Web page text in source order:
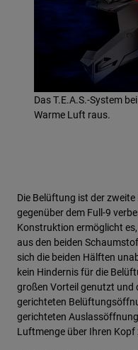
Das T.E.A.S.-System
Warme Luft raus.
Die Belüftung ist der
gegenüber dem Full-9
Konstruktion ermöglicht
aus den beiden
sich die beiden Hälften
kein Hindernis für die
großen Vorteil genutzt und
gerichteten
gerichteten
Luftmenge über Ihren Kopf